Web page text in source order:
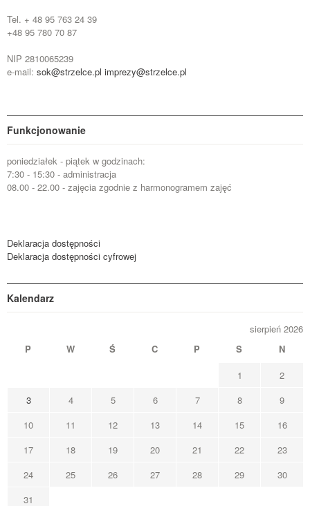
Tel. + 48 95 763 24 39
+48 95 780 70 87
NIP 2810065239
e-mail: sok@strzelce.pl imprezy@strzelce.pl
Funkcjonowanie
poniedziałek - piątek w godzinach:
7:30 - 15:30 - administracja
08.00 - 22.00 - zajęcia zgodnie z harmonogramem zajęć
Deklaracja dostępności
Deklaracja dostępności cyfrowej
Kalendarz
sierpień 2026
P
W Ś C P S
N
1
2
3
4 5 6 7 8
9
10
11 12 13 14 15
16
17
18 19 20 21 22
23
24
25 26 27 28 29
30
31